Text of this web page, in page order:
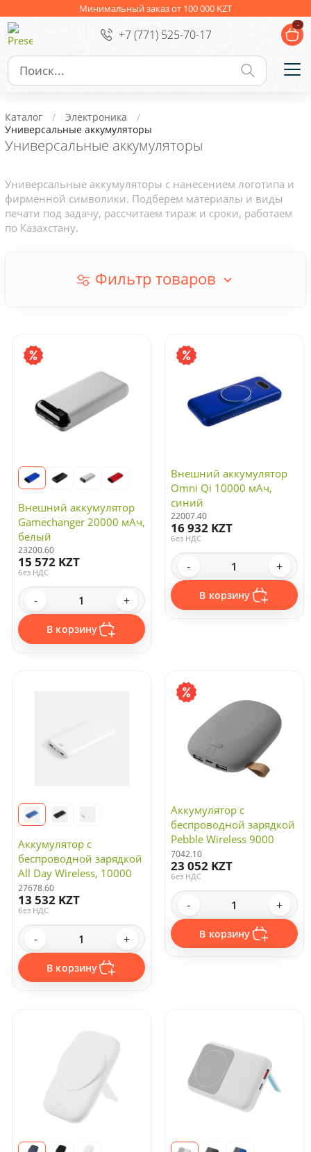
Минимальный заказ от 100 000 KZT
+7 (771) 525-70-17
-
Ежедневники Новогодние подарки
Сувениры к праздникам Упаковка
Личные аксессуары
Деловые подарки
Съедобные подарки с логотипом
Каталог
Электроника
Универсальные аккумуляторы
Универсальные аккумуляторы
Универсальные аккумуляторы с нанесением логотипа и
фирменной символики. Подберем материалы и виды
печати под задачу, рассчитаем тираж и сроки, работаем
по Казахстану.
Фильтр товаров
Электроника
Зарядные устройства и адаптеры
Компьютерные и мобильные аксессуары
Универсальные аккумуляторы
Фонари
Колонки
Часы
Камеры
Бытовая техника
Проекторы
Устройства для беспроводной зарядки
Сортировать:
по дате обновления
по дате появления
по цене
Распродажа
Внешний аккумулятор
Gamechanger 20000 мАч,
белый
23200.60
15 572 KZT
без НДС
- +
В корзину
Внешний аккумулятор
Omni Qi 10000 мАч,
синий
22007.40
16 932 KZT
без НДС
- +
В корзину
Аккумулятор с
беспроводной зарядкой
All Day Wireless, 10000
мАч, белый
27678.60
13 532 KZT
без НДС
- +
В корзину
Аккумулятор с
беспроводной зарядкой
Pebble Wireless 9000
мАч, серый
7042.10
23 052 KZT
без НДС
- +
В корзину